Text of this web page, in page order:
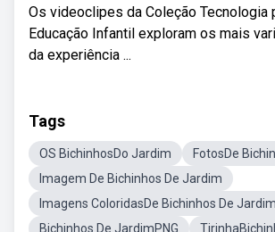
Os videoclipes da Coleção Tecnologia
Educação Infantil exploram os mais
da experiência ...
Tags
OS BichinhosDo Jardim
FotosDe
Imagem De Bichinhos De Jardim
Imagens ColoridasDe Bichinhos De Jardim
Bichinhos De JardimPNG